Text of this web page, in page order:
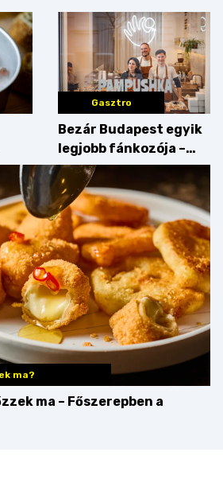
Gasztro
Bezár Budapest egyik
legjobb fánkozója –
búcsúzik a Pampushka
ma?
ma – Főszerepben a